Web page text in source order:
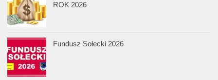
ROK 2026
Fundusz Sołecki 2026